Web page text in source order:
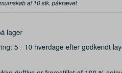
af 10 stk. påkrævet
lager
5 - 10 hverdage efter godkendt